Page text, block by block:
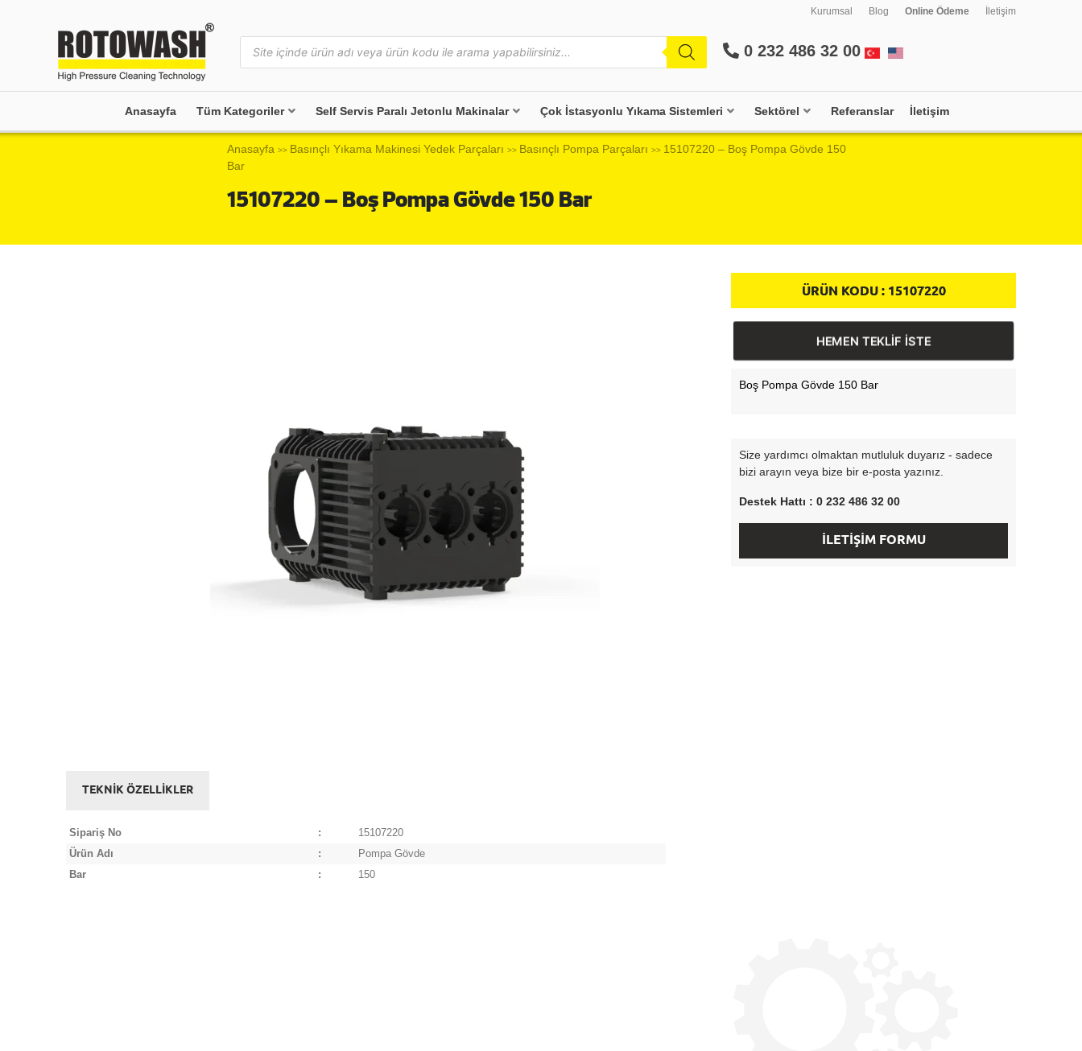
Kurumsal Blog Online Ödeme İletişim
0 232 486 32 00
Anasayfa Tüm Kategoriler Self Servis Paralı Jetonlu Makinalar Çok İstasyonlu Yıkama Sistemleri Sektörel Referanslar İletişim
Anasayfa >> Basınçlı Yıkama Makinesi Yedek Parçaları >> Basınçlı Pompa Parçaları >> 15107220 – Boş Pompa Gövde 150
Bar
15107220 – Boş Pompa Gövde 150 Bar
ÜRÜN KODU : 15107220
HEMEN TEKLİF İSTE
Boş Pompa Gövde 150 Bar
Size yardımcı olmaktan mutluluk duyarız - sadece
bizi arayın veya bize bir e-posta yazınız.
Destek Hattı : 0 232 486 32 00
İLETİŞİM FORMU
TEKNİK ÖZELLİKLER
Sipariş No :
15107220
Ürün Adı
:
Pompa Gövde
Bar
: 150